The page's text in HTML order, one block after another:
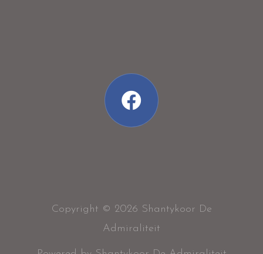
Copyright © 2026 Shantykoor De
Admiraliteit